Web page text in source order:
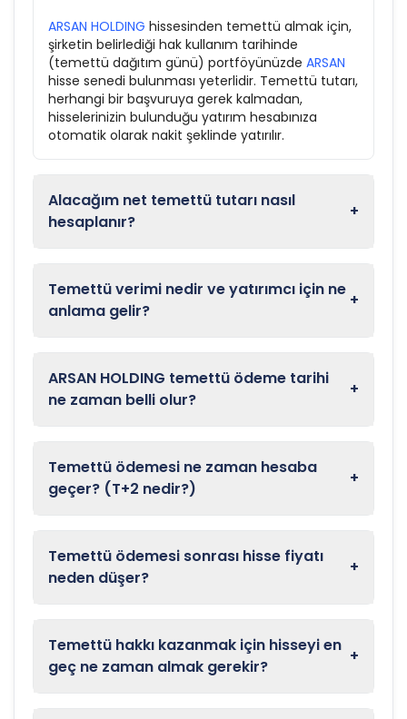
ARSAN HOLDING hissesinden temettü almak için,
şirketin belirlediği hak kullanım tarihinde
(temettü dağıtım günü) portföyünüzde ARSAN
hisse senedi bulunması yeterlidir. Temettü tutarı,
herhangi bir başvuruya gerek kalmadan,
hisselerinizin bulunduğu yatırım hesabınıza
otomatik olarak nakit şeklinde yatırılır.
Alacağım net temettü tutarı nasıl
hesaplanır?
+
Temettü verimi nedir ve yatırımcı için ne
anlama gelir?
+
ARSAN HOLDING temettü ödeme tarihi
ne zaman belli olur?
+
Temettü ödemesi ne zaman hesaba
geçer? (T+2 nedir?)
+
Temettü ödemesi sonrası hisse fiyatı
neden düşer?
+
Temettü hakkı kazanmak için hisseyi en
geç ne zaman almak gerekir?
+